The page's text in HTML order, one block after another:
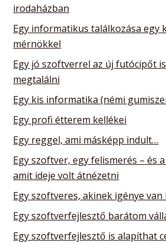
irodaházban
Egy informatikus találkozása egy
mérnökkel
Egy jó szoftverrel az új futócipőt
megtalálni
Egy kis informatika (némi
Egy profi étterem kellékei
Egy reggel, ami másképp indult…
Egy szoftver, egy felismerés – és
amit ideje volt átnézetni
Egy szoftveres, akinek igénye
Egy szoftverfejlesztő barátom
Egy szoftverfejlesztő is alapíthat